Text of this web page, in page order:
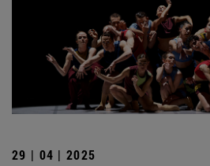
29 | 04 | 2025